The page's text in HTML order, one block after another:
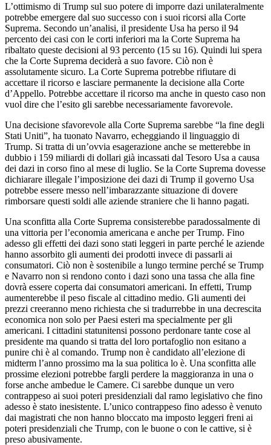
L’ottimismo di Trump sul suo potere di imporre dazi unilateralmente
potrebbe emergere dal suo successo con i suoi ricorsi alla Corte
Suprema. Secondo un’analisi, il presidente Usa ha perso il 94
percento dei casi con le corti inferiori ma la Corte Suprema ha
ribaltato queste decisioni al 93 percento (15 su 16). Quindi lui spera
che la Corte Suprema deciderà a suo favore. Ciò non è
assolutamente sicuro. La Corte Suprema potrebbe rifiutare di
accettare il ricorso e lasciare permanente la decisione alla Corte
d’Appello. Potrebbe accettare il ricorso ma anche in questo caso non
vuol dire che l’esito gli sarebbe necessariamente favorevole.
Una decisione sfavorevole alla Corte Suprema sarebbe “la fine degli
Stati Uniti”, ha tuonato Navarro, echeggiando il linguaggio di
Trump. Si tratta di un’ovvia esagerazione anche se metterebbe in
dubbio i 159 miliardi di dollari già incassati dal Tesoro Usa a causa
dei dazi in corso fino al mese di luglio. Se la Corte Suprema dovesse
dichiarare illegale l’imposizione dei dazi di Trump il governo Usa
potrebbe essere messo nell’imbarazzante situazione di dovere
rimborsare questi soldi alle aziende straniere che li hanno pagati.
Una sconfitta alla Corte Suprema consisterebbe paradossalmente di
una vittoria per l’economia americana e anche per Trump. Fino
adesso gli effetti dei dazi sono stati leggeri in parte perché le aziende
hanno assorbito gli aumenti dei prodotti invece di passarli ai
consumatori. Ciò non è sostenibile a lungo termine perché se Trump
e Navarro non si rendono conto i dazi sono una tassa che alla fine
dovrà essere coperta dai consumatori americani. In effetti, Trump
aumenterebbe il peso fiscale al cittadino medio. Gli aumenti dei
prezzi creeranno meno richiesta che si tradurrebbe in una decrescita
economica non solo per Paesi esteri ma specialmente per gli
americani. I cittadini statunitensi possono perdonare tante cose al
presidente ma quando si tratta del loro portafoglio non esitano a
punire chi è al comando. Trump non è candidato all’elezione di
midterm l’anno prossimo ma la sua politica lo è. Una sconfitta alle
prossime elezioni potrebbe fargli perdere la maggioranza in una o
forse anche ambedue le Camere. Ci sarebbe dunque un vero
contrappeso ai suoi poteri presidenziali dal ramo legislativo che fino
adesso è stato inesistente. L’unico contrappeso fino adesso è venuto
dai magistrati che non hanno bloccato ma imposto leggeri freni ai
poteri presidenziali che Trump, con le buone o con le cattive, si è
preso abusivamente.